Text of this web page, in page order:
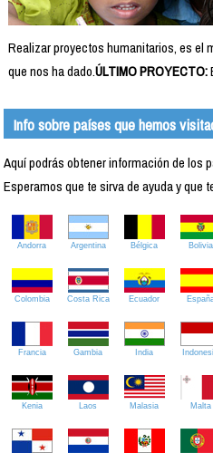
Realizar proyectos humanitarios, es el
que nos ha dado.ÚLTIMO PROYECTO:
Info sobre países que hemos
Aquí podrás obtener información de los
Esperamos que te sirva de ayuda y que
Andorra Argentina Bélgica Bolivia
Colombia Costa Rica Ecuador
Francia Gambia India
Kenia Laos Malasia Malta